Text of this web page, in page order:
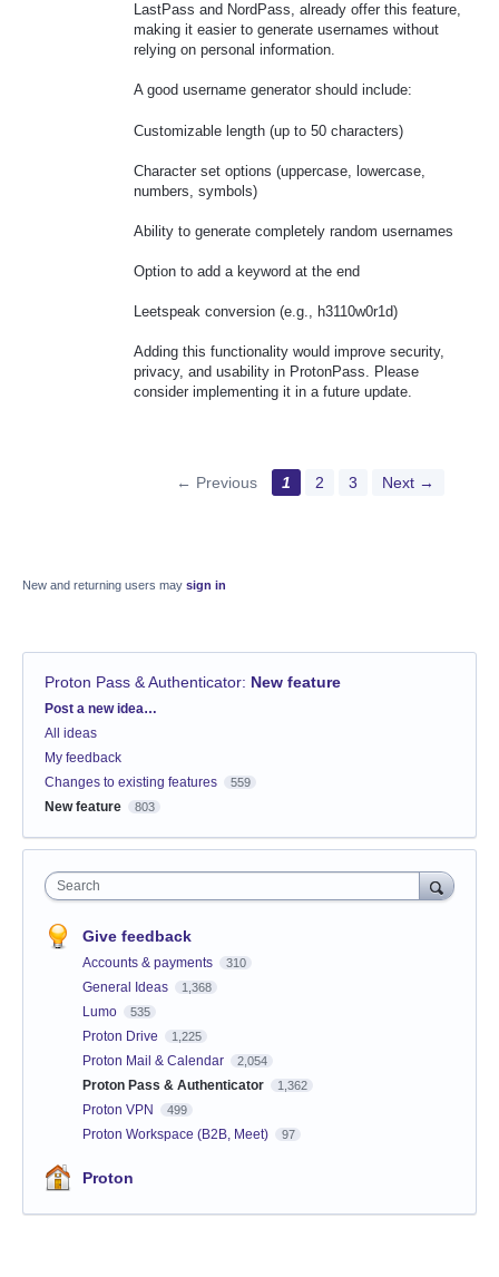
LastPass and NordPass, already offer this feature,
making it easier to generate usernames without
relying on personal information.
A good username generator should include:
Customizable length (up to 50 characters)
Character set options (uppercase, lowercase,
numbers, symbols)
Ability to generate completely random usernames
Option to add a keyword at the end
Leetspeak conversion (e.g., h3110w0r1d)
Adding this functionality would improve security,
privacy, and usability in ProtonPass. Please
consider implementing it in a future update.
← Previous 1 2 3 Next →
New and returning users may sign in
Proton Pass & Authenticator: New feature
Categories
Post a new idea…
All ideas
My feedback
Changes to existing features
559
New feature 803
Search
Give feedback
Accounts & payments 310
General Ideas 1,368
Lumo 535
Proton Drive 1,225
Proton Mail & Calendar 2,054
Proton Pass & Authenticator 1,362
Proton VPN 499
Proton Workspace (B2B, Meet) 97
Proton